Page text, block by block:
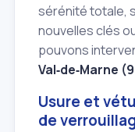
sérénité totale,
nouvelles clés
pouvons
Val‑de‑Marne
Usure et
de